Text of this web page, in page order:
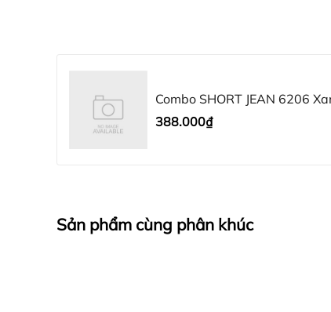
Combo SHORT JEAN 6206
388.000₫
Sản phẩm cùng phân khúc